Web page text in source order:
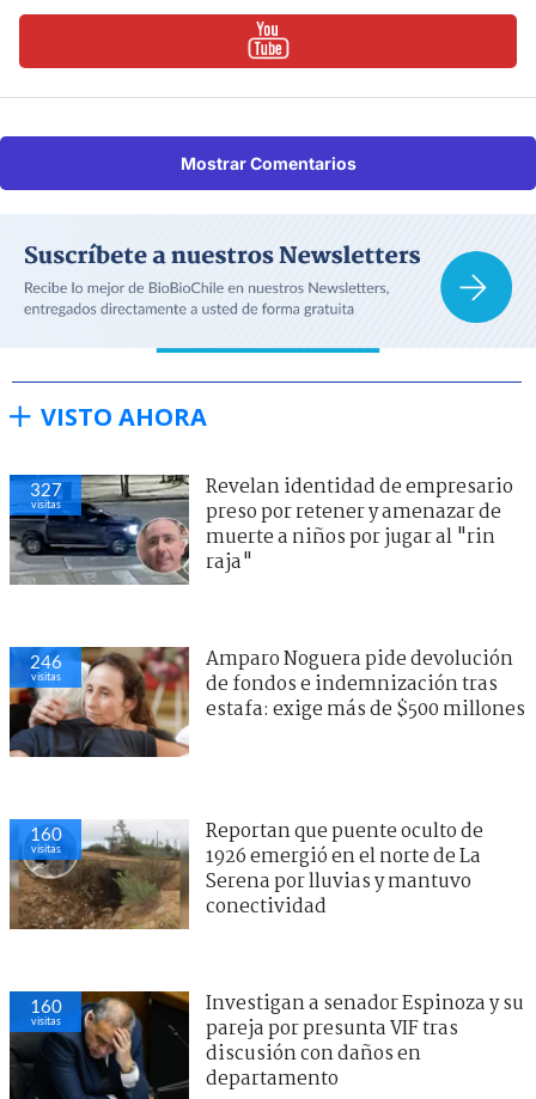
Mostrar Comentarios
VISTO AHORA
327
visitas
Revelan identidad de empresario
preso por retener y amenazar de
muerte a niños por jugar al "rin
raja"
246
visitas
Amparo Noguera pide devolución
de fondos e indemnización tras
estafa: exige más de $500 millones
160
visitas
Reportan que puente oculto de
1926 emergió en el norte de La
Serena por lluvias y mantuvo
conectividad
160
visitas
Investigan a senador Espinoza y su
pareja por presunta VIF tras
discusión con daños en
departamento